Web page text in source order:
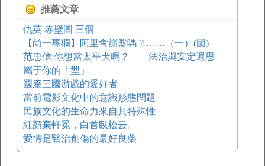
推薦文章
仇英 赤壁圖 三個
【尚一專欄】阿里會崩盤嗎？……（一）(圖)
范忠信:你想當太平犬嗎？——法治與安定遐思
屬于你的「型」
國產三國游戲的愛好者
當前電影文化中的意識形態問題
民族文化的生命力來自其特殊性
紅顏棄軒冕，白首臥松云。
愛情是醫治創傷的最好良藥